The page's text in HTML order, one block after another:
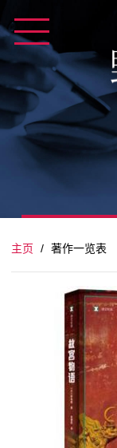
to
content
主页 / 著作一览表